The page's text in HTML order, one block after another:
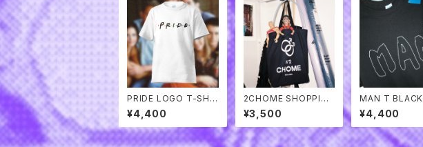
PRIDE LOGO T-SHIR
TS
¥4,400
2CHOME SHOPPING
BAG
¥3,500
MAN T BLACK
¥4,400